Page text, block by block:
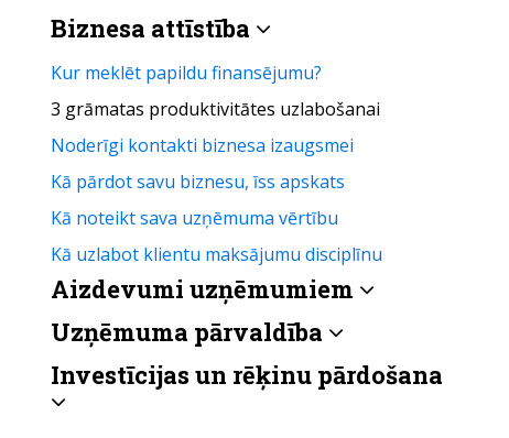
Biznesa attīstība
Kur meklēt papildu finansējumu?
3 grāmatas produktivitātes uzlabošanai
Noderīgi kontakti biznesa izaugsmei
Kā pārdot savu biznesu, īss apskats
Kā noteikt sava uzņēmuma vērtību
Kā uzlabot klientu maksājumu disciplīnu
Aizdevumi uzņēmumiem
Uzņēmuma pārvaldība
Investīcijas un rēķinu pārdošana